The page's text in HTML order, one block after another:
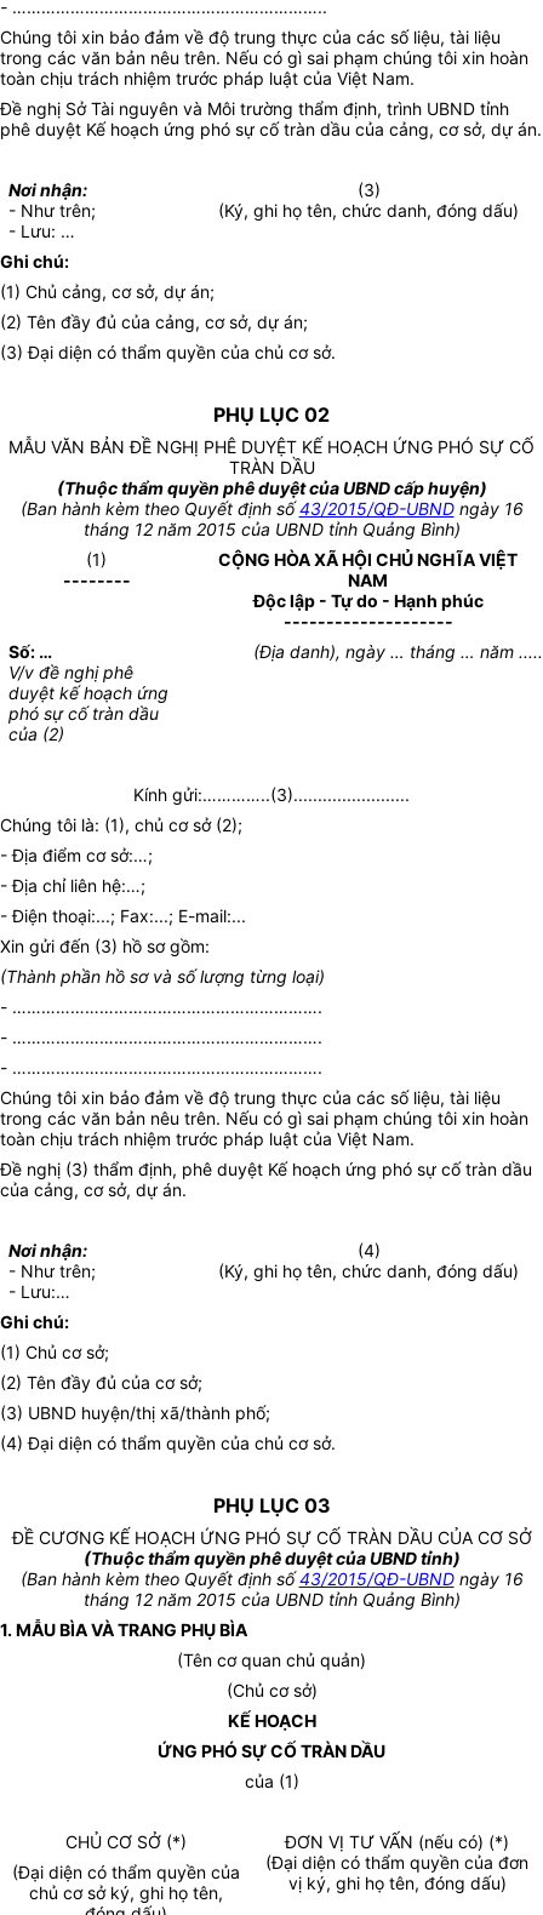
- ………………………………………………………..
Chúng tôi xin bảo đảm về độ trung thực của các số liệu, tài liệu
trong các văn bản nêu trên. Nếu có gì sai phạm chúng tôi xin hoàn
toàn chịu trách nhiệm trước pháp luật của Việt Nam.
Đề nghị Sở Tài nguyên và Môi trường thẩm định, trình UBND tỉnh
phê duyệt Kế hoạch ứng phó sự cố tràn dầu của cảng, cơ sở, dự án.
Nơi nhận:
- Như trên;
- Lưu: …
(3)
(Ký, ghi họ tên, chức danh, đóng dấu)
Ghi chú:
(1) Chủ cảng, cơ sở, dự án;
(2) Tên đầy đủ của cảng, cơ sở, dự án;
(3) Đại diện có thẩm quyền của chủ cơ sở.
PHỤ LỤC 02
MẪU VĂN BẢN ĐỀ NGHỊ PHÊ DUYỆT KẾ HOẠCH ỨNG PHÓ SỰ CỐ
TRÀN DẦU
(Thuộc thẩm quyền phê duyệt của UBND cấp huyện)
(Ban hành kèm theo Quyết định số43/2015/QĐ-UBNDngày 16
tháng 12 năm 2015 của UBND tỉnh Quảng Bình)
(1)
--------
CỘNG HÒA XÃ HỘI CHỦ NGHĨA VIỆT
NAM
Độc lập - Tự do - Hạnh phúc
--------------------
Số: …
V/v đề nghị phê
duyệt kế hoạch ứng
phó sự cố tràn dầu
của (2)
(Địa danh), ngày … tháng … năm .....
Kính gửi:…………..(3)........................
Chúng tôi là: (1), chủ cơ sở (2);
- Địa điểm cơ sở:…;
- Địa chỉ liên hệ:…;
- Điện thoại:...; Fax:...; E-mail:...
Xin gửi đến (3) hồ sơ gồm:
(Thành phần hồ sơ và số lượng từng loại)
- ……………………………………………………….
- ……………………………………………………….
- ……………………………………………………….
Chúng tôi xin bảo đảm về độ trung thực của các số liệu, tài liệu
trong các văn bản nêu trên. Nếu có gì sai phạm chúng tôi xin hoàn
toàn chịu trách nhiệm trước pháp luật của Việt Nam.
Đề nghị (3) thẩm định, phê duyệt Kế hoạch ứng phó sự cố tràn dầu
của cảng, cơ sở, dự án.
Nơi nhận:
- Như trên;
- Lưu:…
(4)
(Ký, ghi họ tên, chức danh, đóng dấu)
Ghi chú:
(1) Chủ cơ sở;
(2) Tên đầy đủ của cơ sở;
(3) UBND huyện/thị xã/thành phố;
(4) Đại diện có thẩm quyền của chủ cơ sở.
PHỤ LỤC 03
ĐỀ CƯƠNG KẾ HOẠCH ỨNG PHÓ SỰ CỐ TRÀN DẦU CỦA CƠ SỞ
(Thuộc thẩm quyền phê duyệt của UBND tỉnh)
(Ban hành kèm theo Quyết định số43/2015/QĐ-UBNDngày 16
tháng 12 năm 2015 của UBND tỉnh Quảng Bình)
1. MẪU BÌA VÀ TRANG PHỤ BÌA
(Tên cơ quan chủ quản)
(Chủ cơ sở)
KẾ HOẠCH
ỨNG PHÓ SỰ CỐ TRÀN DẦU
của (1)
CHỦ CƠ SỞ (*)
(Đại diện có thẩm quyền của
chủ cơ sở ký, ghi họ tên,
ĐƠN VỊ TƯ VẤN (nếu có) (*)
(Đại diện có thẩm quyền của đơn
vị ký, ghi họ tên, đóng dấu)